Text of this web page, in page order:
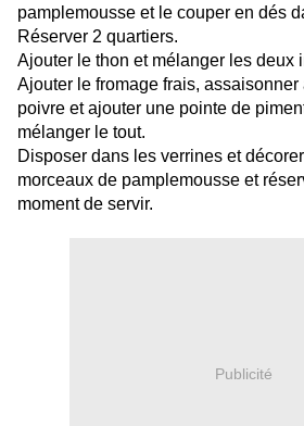
pamplemousse et le couper en dés
Réserver 2 quartiers.
Ajouter le thon et mélanger les deux
Ajouter le fromage frais, assaisonner
poivre et ajouter une pointe de
mélanger le tout.
Disposer dans les verrines et
morceaux de pamplemousse et
moment de servir.
Publicité